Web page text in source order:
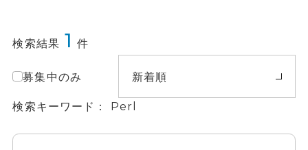
検索結果 1 件
募集中のみ 新着順
検索キーワード Perl